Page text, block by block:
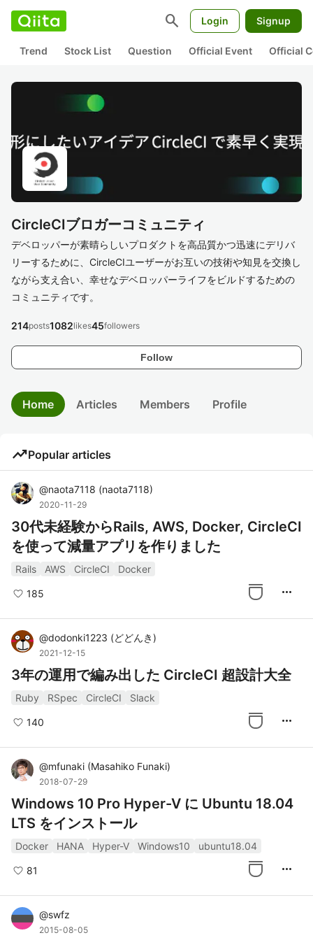
search Login Signup
Trend Stock List Question Official Event Official
CircleCIブロガーコミュニティ
デベロッパーが素晴らしいプロダクトを高品質かつ迅速にデリバ
リーするために、CircleCIユーザーがお互いの技術や知見を交換し
ながら支え合い、幸せなデベロッパーライフをビルドするための
コミュニティです。
Follow
214posts1082likes45followers
Home Articles Members Profile
trending_upPopular articles
@naota7118 (naota7118)
2020-11-29
30代未経験からRails, AWS, Docker, CircleCI
を使って減量アプリを作りました
Rails AWS CircleCI Docker
185 more_horiz
@dodonki1223 (どどんき)
2021-12-15
3年の運用で編み出した CircleCI 超設計大全
Ruby RSpec CircleCI Slack
140 more_horiz
@mfunaki (Masahiko Funaki)
2018-07-29
Windows 10 Pro Hyper-V に Ubuntu 18.04
LTS をインストール
Docker HANA Hyper-V Windows10 ubuntu18.04
81 more_horiz
@swfz
2015-08-05